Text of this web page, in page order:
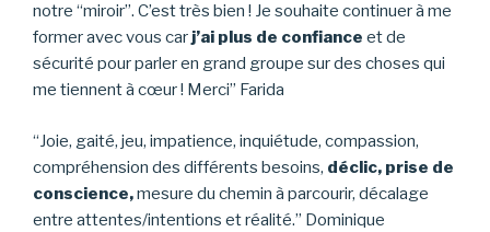
notre “miroir”. C’est très bien ! Je souhaite continuer à me
former avec vous carj’ai plus de confiance et de
sécurité pour parler en grand groupe sur des choses qui
me tiennent à cœur ! Merci” Farida
“Joie, gaité, jeu, impatience, inquiétude, compassion,
compréhension des différents besoins, déclic, prise de
conscience,mesure du chemin à parcourir, décalage
entre attentes/intentions et réalité.” Dominique